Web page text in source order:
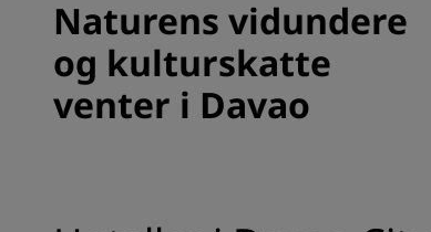
Naturens vidundere
og kulturskatte
venter i Davao